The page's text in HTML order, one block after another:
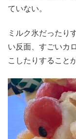
ていない。
ミルク氷だったり
い反面、すごいカ
こしたりすること